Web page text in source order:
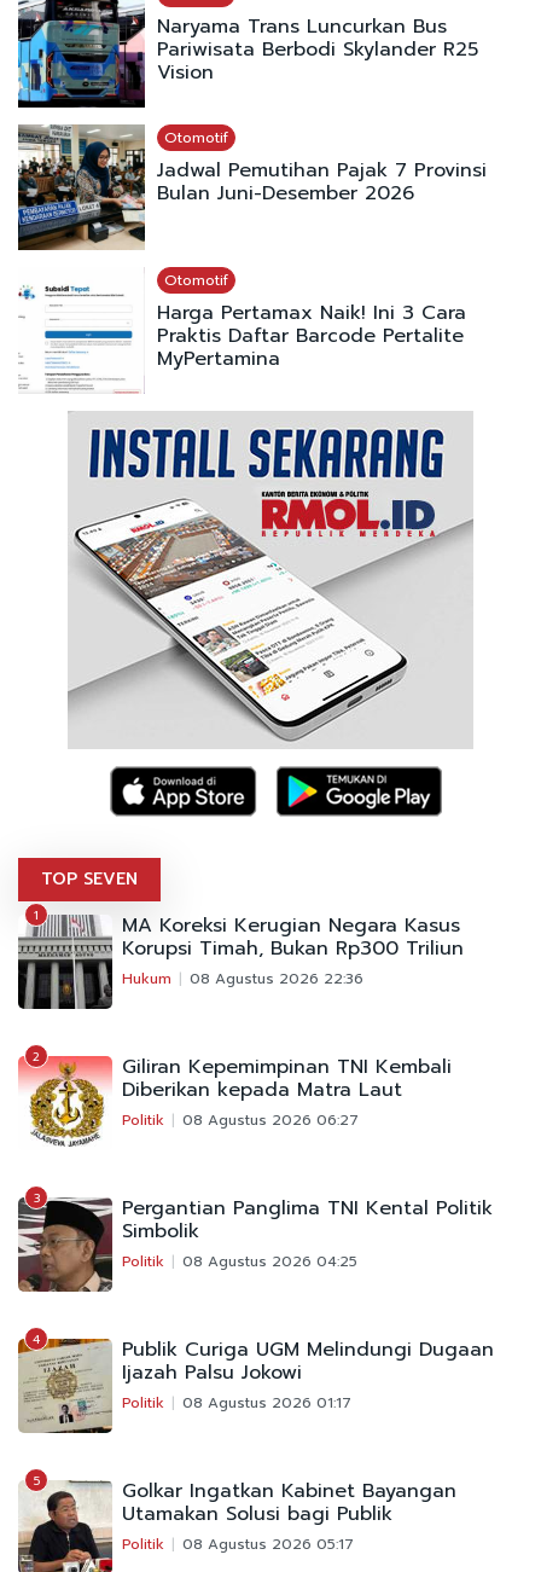
Naryama Trans Luncurkan Bus
Pariwisata Berbodi Skylander R25
Vision
Otomotif
Jadwal Pemutihan Pajak 7 Provinsi
Bulan Juni-Desember 2026
Otomotif
Harga Pertamax Naik! Ini 3 Cara
Praktis Daftar Barcode Pertalite
MyPertamina
TOP SEVEN
1 MA Koreksi Kerugian Negara Kasus
Korupsi Timah, Bukan Rp300 Triliun
Hukum 08 Agustus 2026 22:36
2 Giliran Kepemimpinan TNI Kembali
Diberikan kepada Matra Laut
Politik 08 Agustus 2026 06:27
3 Pergantian Panglima TNI Kental Politik
Simbolik
Politik 08 Agustus 2026 04:25
4 Publik Curiga UGM Melindungi Dugaan
Ijazah Palsu Jokowi
Politik 08 Agustus 2026 01:17
5 Golkar Ingatkan Kabinet Bayangan
Utamakan Solusi bagi Publik
Politik 08 Agustus 2026 05:17